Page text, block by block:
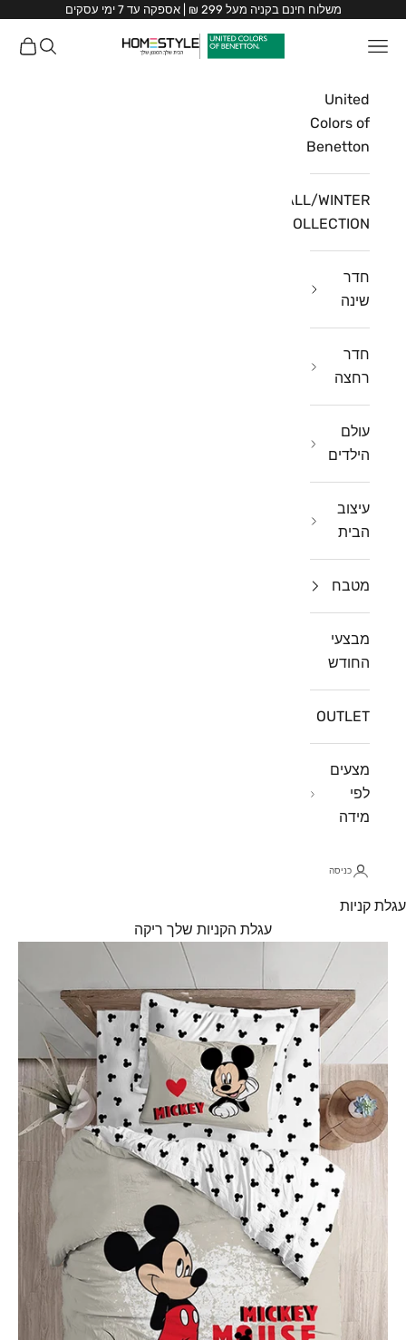
משלוח חינם בקניה מעל 299 ₪ | אספקה עד 7 ימי עסקים
HomeStyle
HomeStyle תפריט חיפושעגלת
United
Colors of
Benetton
FALL/WINTER
COLLECTION
חדר
שינה
חדר
רחצה
עולם
הילדים
עיצוב
הבית
מטבח
מבצעי
החודש
OUTLET
מצעים
לפי
מידה
כניסה
עגלת קניות
עגלת הקניות שלך ריקה